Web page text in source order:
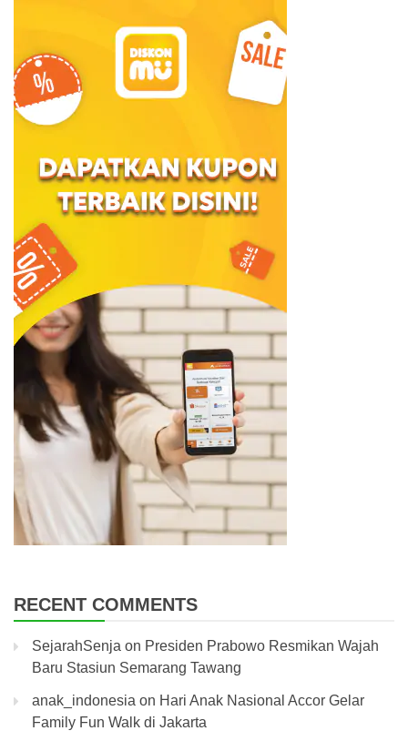
RECENT COMMENTS
SejarahSenja on Presiden Prabowo Resmikan Wajah
Baru Stasiun Semarang Tawang
anak_indonesia on Hari Anak Nasional Accor Gelar
Family Fun Walk di Jakarta